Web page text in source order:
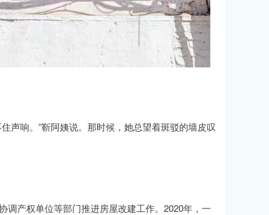
声响。”靳阿姨说。那时候，她总望着斑驳的墙皮叹
调产权单位等部门推进房屋改建工作。2020年，一